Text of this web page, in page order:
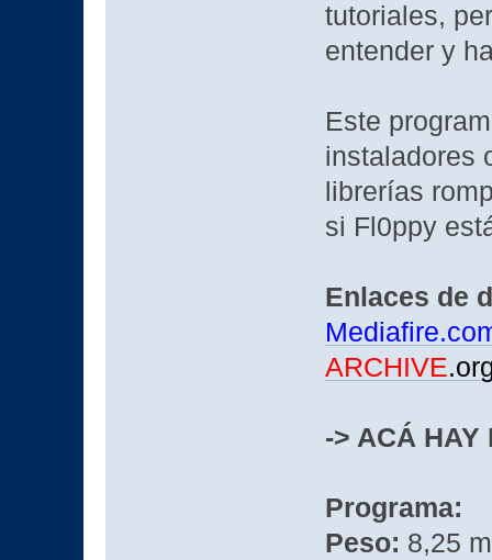
tutoriales,
entender y
Este
instaladores
librerías
si Fl0ppy
Enlaces de
ARCHIVE
-> ACÁ HAY
Programa:
Peso: 8,25